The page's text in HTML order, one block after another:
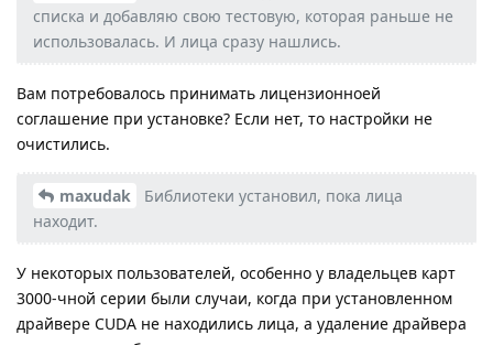
списка и добавляю свою тестовую, которая раньше не
использовалась. И лица сразу нашлись.
Вам потребовалось принимать лицензионноей
соглашение при установке? Если нет, то настройки не
очистились.
maxudak
Библиотеки установил, пока лица
находит.
У некоторых пользователей, особенно у владельцев карт
3000-чной серии были случаи, когда при установленном
драйвере CUDA не находились лица, а удаление драйвера